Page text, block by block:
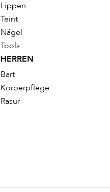
Lippen
Teint
Nägel
Tools
HERREN
Bart
Körperpflege
Rasur